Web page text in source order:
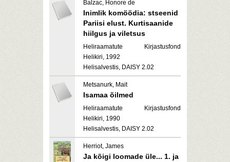
Balzac, Honore de
Inimlik komöödia: stseenid
Pariisi elust. Kurtisaanide
hiilgus ja viletsus
Heliraamatute Kirjastusfond
Helikiri, 1992
Helisalvestis, DAISY 2.02
Metsanurk, Mait
Isamaa õilmed
Heliraamatute Kirjastusfond
Helikiri, 1990
Helisalvestis, DAISY 2.02
Herriot, James
Ja kõigi loomade üle... 1. ja